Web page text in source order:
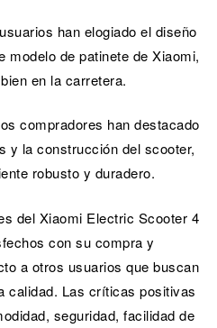
han elogiado el diseño
modelo de patinete de Xiaomi,
en la carretera.
compradores han destacado
y la construcción del scooter,
robusto y duradero.
del Xiaomi Electric Scooter 4
con su compra y
a otros usuarios que buscan
calidad. Las críticas positivas
seguridad, facilidad de